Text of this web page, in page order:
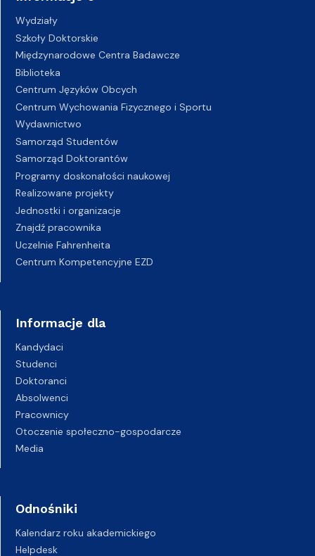
Wydziały
Szkoły Doktorskie
Międzynarodowe Centra Badawcze
Biblioteka
Centrum Języków Obcych
Centrum Wychowania Fizycznego i Sportu
Wydawnictwo
Samorząd Studentów
Samorząd Doktorantów
Programy doskonałości naukowej
Realizowane projekty
Jednostki i organizacje
Znajdź pracownika
Uczelnie Fahrenheita
Centrum Kompetencyjne EZD
Informacje dla
Kandydaci
Studenci
Doktoranci
Absolwenci
Pracownicy
Otoczenie społeczno-gospodarcze
Media
Odnośniki
Kalendarz roku akademickiego
Helpdesk